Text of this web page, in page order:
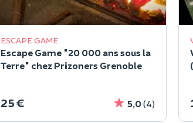
ESCAPE GAME
Escape Game "20 000 ans sous la
Terre" chez Prizoners Grenoble
25 € 5,0(4)